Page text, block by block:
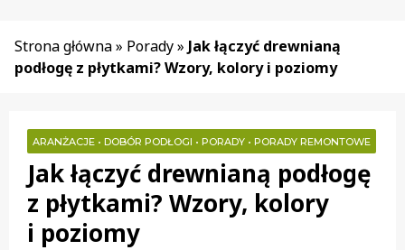
Strona główna» Porady» Jak łączyć drewnianą
podłogę z płytkami? Wzory, kolory i poziomy
ARANŻACJE • DOBÓR PODŁOGI • PORADY • PORADY REMONTOWE
Jak łączyć drewnianą podłogę
z płytkami? Wzory, kolory
i poziomy